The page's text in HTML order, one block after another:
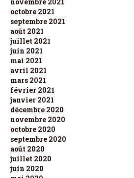
octobre 2021
septembre 2021
août 2021
juillet 2021
juin 2021
mai 2021
avril 2021
mars 2021
février 2021
janvier 2021
décembre 2020
novembre 2020
octobre 2020
septembre 2020
août 2020
juillet 2020
juin 2020